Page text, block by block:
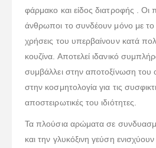
φάρμακο και είδος διατροφής . Οι
άνθρωποι το συνδέουν μόνο με το
χρήσεις του υπερβαίνουν κατά
κουζίνα. Αποτελεί ιδανικό
συμβάλλει στην αποτοξίνωση του
στην κοσμητολογία για τις
αποστειρωτικές του ιδιότητες.
Τα πλούσια αρώματα σε
και την γλυκόξινη γεύση